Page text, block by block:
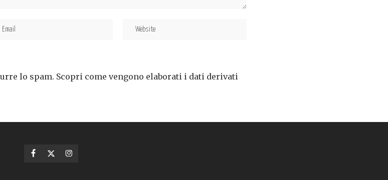
lo spam. Scopri come vengono elaborati i dati derivati